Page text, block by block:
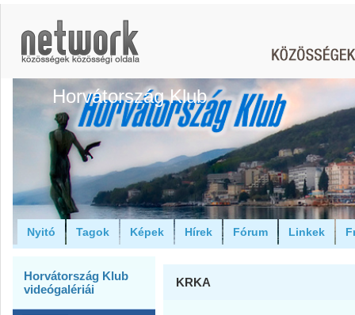
Horvátország Klub
Nyitó Tagok Képek Hírek Fórum Linkek
Horvátország Klub
videógalériái
KRKA